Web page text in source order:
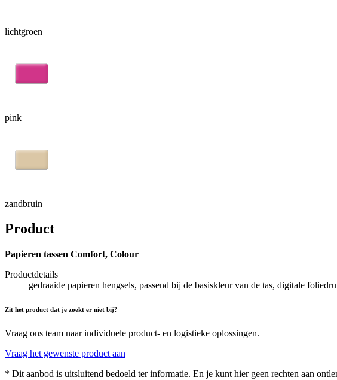
lichtgroen
pink
zandbruin
Product
Papieren tassen Comfort, Colour
Productdetails
gedraaide papieren hengsels, passend bij de basiskleur van de tas, digitale
Zit het product dat je zoekt er niet bij?
Vraag ons team naar individuele product- en logistieke oplossingen.
Vraag het gewenste product aan
* Dit aanbod is uitsluitend bedoeld ter informatie. En je kunt hier geen rechten aan